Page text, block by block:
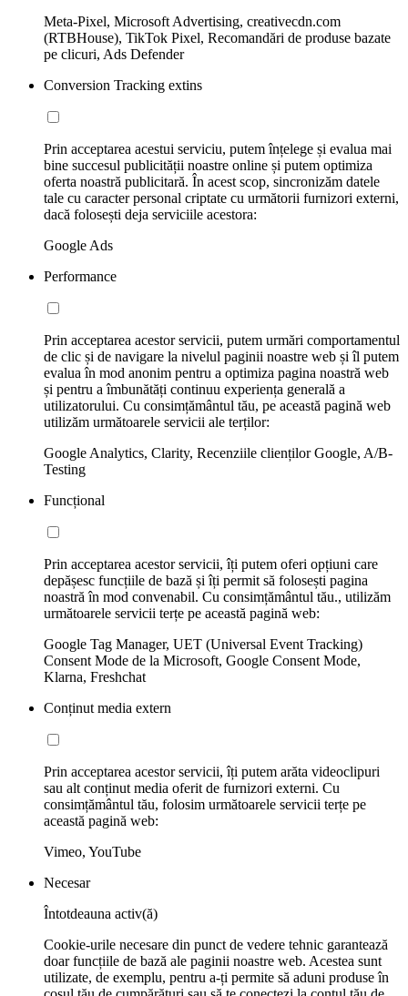
Meta-Pixel, Microsoft Advertising, creativecdn.com
(RTBHouse), TikTok Pixel, Recomandări de produse bazate
pe clicuri, Ads Defender
Conversion Tracking extins
Prin acceptarea acestui serviciu, putem înțelege și evalua mai
bine succesul publicității noastre online și putem optimiza
oferta noastră publicitară. În acest scop, sincronizăm datele
tale cu caracter personal criptate cu următorii furnizori externi,
dacă folosești deja serviciile acestora:
Google Ads
Performance
Prin acceptarea acestor servicii, putem urmări comportamentul
de clic și de navigare la nivelul paginii noastre web și îl putem
evalua în mod anonim pentru a optimiza pagina noastră web
și pentru a îmbunătăți continuu experiența generală a
utilizatorului. Cu consimțământul tău, pe această pagină web
utilizăm următoarele servicii ale terților:
Google Analytics, Clarity, Recenziile clienților Google, A/B-
Testing
Funcțional
Prin acceptarea acestor servicii, îți putem oferi opțiuni care
depășesc funcțiile de bază și îți permit să folosești pagina
noastră în mod convenabil. Cu consimțământul tău., utilizăm
următoarele servicii terțe pe această pagină web:
Google Tag Manager, UET (Universal Event Tracking)
Consent Mode de la Microsoft, Google Consent Mode,
Klarna, Freshchat
Conținut media extern
Prin acceptarea acestor servicii, îți putem arăta videoclipuri
sau alt conținut media oferit de furnizori externi. Cu
consimțământul tău, folosim următoarele servicii terțe pe
această pagină web:
Vimeo, YouTube
Necesar
Întotdeauna activ(ă)
Cookie-urile necesare din punct de vedere tehnic garantează
doar funcțiile de bază ale paginii noastre web. Acestea sunt
utilizate, de exemplu, pentru a-ți permite să aduni produse în